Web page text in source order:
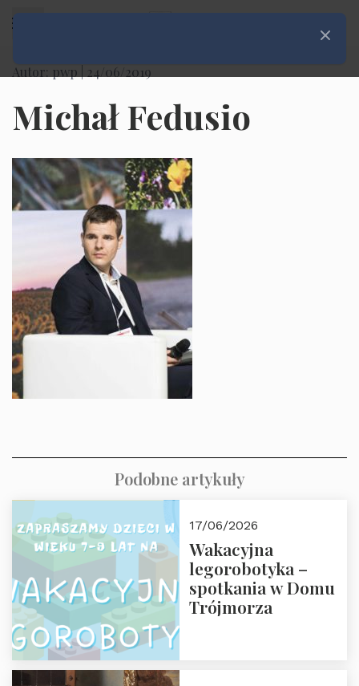
Autor: pwp | 24/06/2019
Michał Fedusio
Podobne artykuły
17/06/2026
Wakacyjna
legorobotyka –
spotkania w Domu
Trójmorza
Zamknij